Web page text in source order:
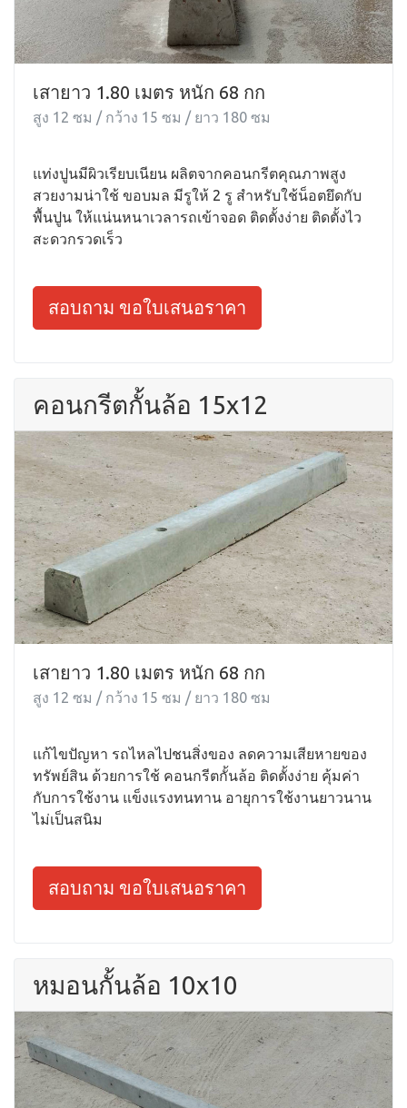
เสายาว 1.80 เมตร หนัก 68 กก
สูง 12 ซม / กว้าง 15 ซม / ยาว 180 ซม
แท่งปูนมีผิวเรียบเนียน ผลิตจากคอนกรีตคุณภาพสูง
สวยงามน่าใช้ ขอบมล มีรูให้ 2 รู สำหรับใช้น็อตยึดกับ
พื้นปูน ให้แน่นหนาเวลารถเข้าจอด ติดตั้งง่าย ติดตั้งไว
สะดวกรวดเร็ว
สอบถาม ขอใบเสนอราคา
คอนกรีตกั้นล้อ 15x12
เสายาว 1.80 เมตร หนัก 68 กก
สูง 12 ซม / กว้าง 15 ซม / ยาว 180 ซม
แก้ไขปัญหา รถไหลไปชนสิ่งของ ลดความเสียหายของ
ทรัพย์สิน ด้วยการใช้ คอนกรีตกั้นล้อ ติดตั้งง่าย คุ้มค่า
กับการใช้งาน แข็งแรงทนทาน อายุการใช้งานยาวนาน
ไม่เป็นสนิม
สอบถาม ขอใบเสนอราคา
หมอนกั้นล้อ 10x10